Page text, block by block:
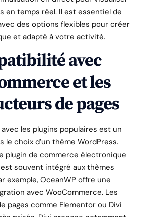
en temps réel. Il est essentiel de
des options flexibles pour créer
et adapté à votre activité.
avec
et les
de pages
les plugins populaires est un
le choix d’un thème WordPress.
plugin de commerce électronique
souvent intégré aux thèmes
exemple, OceanWP offre une
avec WooCommerce. Les
pages comme Elementor ou Divi